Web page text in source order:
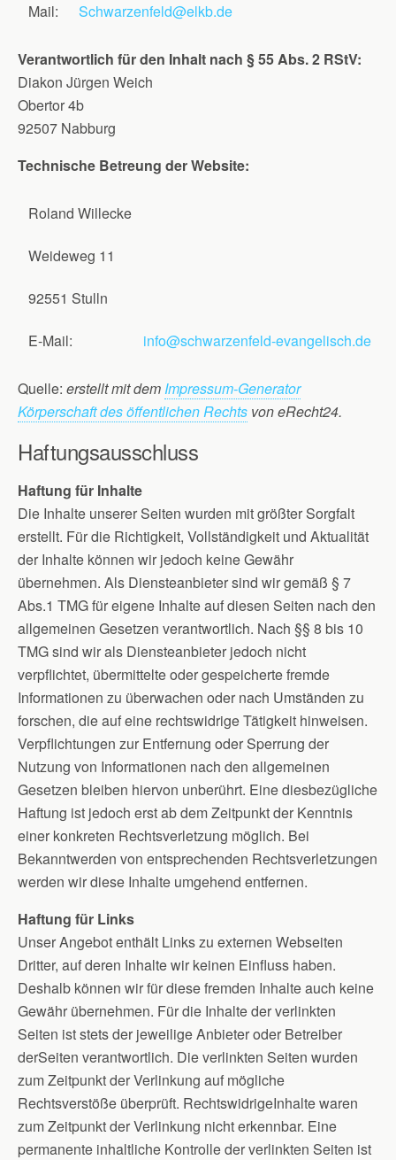
Mail:
Schwarzenfeld@elkb.de
Verantwortlich für den Inhalt nach § 55 Abs. 2 RStV:
Diakon Jürgen Weich
Obertor 4b
92507 Nabburg
Technische Betreung der Website:
Roland Willecke
Weideweg 11
92551 Stulln
E-Mail: info@schwarzenfeld-evangelisch.de
Quelle: erstellt mit dem Impressum-Generator
Körperschaft des öffentlichen Rechts von eRecht24.
Haftungsausschluss
Haftung für Inhalte
Die Inhalte unserer Seiten wurden mit größter Sorgfalt
erstellt. Für die Richtigkeit, Vollständigkeit und Aktualität
der Inhalte können wir jedoch keine Gewähr
übernehmen. Als Diensteanbieter sind wir gemäß § 7
Abs.1 TMG für eigene Inhalte auf diesen Seiten nach den
allgemeinen Gesetzen verantwortlich. Nach §§ 8 bis 10
TMG sind wir als Diensteanbieter jedoch nicht
verpflichtet, übermittelte oder gespeicherte fremde
Informationen zu überwachen oder nach Umständen zu
forschen, die auf eine rechtswidrige Tätigkeit hinweisen.
Verpflichtungen zur Entfernung oder Sperrung der
Nutzung von Informationen nach den allgemeinen
Gesetzen bleiben hiervon unberührt. Eine diesbezügliche
Haftung ist jedoch erst ab dem Zeitpunkt der Kenntnis
einer konkreten Rechtsverletzung möglich. Bei
Bekanntwerden von entsprechenden Rechtsverletzungen
werden wir diese Inhalte umgehend entfernen.
Haftung für Links
Unser Angebot enthält Links zu externen Webseiten
Dritter, auf deren Inhalte wir keinen Einfluss haben.
Deshalb können wir für diese fremden Inhalte auch keine
Gewähr übernehmen. Für die Inhalte der verlinkten
Seiten ist stets der jeweilige Anbieter oder Betreiber
derSeiten verantwortlich. Die verlinkten Seiten wurden
zum Zeitpunkt der Verlinkung auf mögliche
Rechtsverstöße überprüft. RechtswidrigeInhalte waren
zum Zeitpunkt der Verlinkung nicht erkennbar. Eine
permanente inhaltliche Kontrolle der verlinkten Seiten ist